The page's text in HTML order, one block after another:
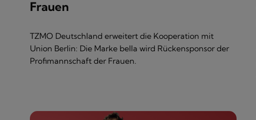
Frauen
TZMO Deutschland erweitert die Kooperation mit
Union Berlin: Die Marke bella wird Rückensponsor der
Profimannschaft der Frauen.